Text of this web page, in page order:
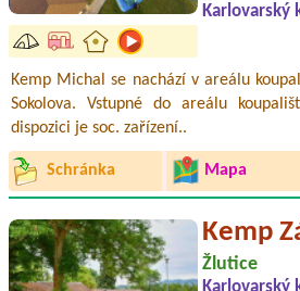
Karlovarský
Kemp Michal se nachází v areálu
Sokolova. Vstupné do areálu
dispozici je soc. zařízení..
Schránka Mapa
Kemp
Žlutice
Karlovarský